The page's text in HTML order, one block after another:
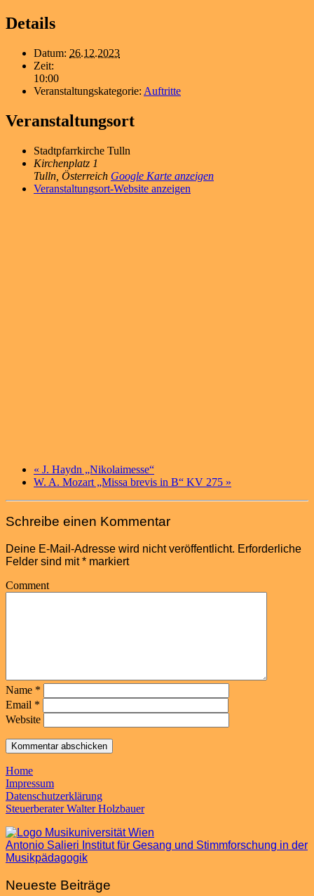
Details
Datum: 26.12.2023
Zeit:
10:00
Veranstaltungskategorie: Auftritte
Veranstaltungsort
Stadtpfarrkirche Tulln
Kirchenplatz 1
Tulln Österreich Google Karte anzeigen
Veranstaltungsort-Website anzeigen
« J. Haydn „Nikolaimesse“
W. A. Mozart „Missa brevis in B“ KV 275 »
Schreibe einen Kommentar
Deine E-Mail-Adresse wird nicht veröffentlicht. Erforderliche
Felder sind mit* markiert
Comment
Name *
Email *
Website
Home
Impressum
Datenschutzerklärung
Steuerberater Walter Holzbauer
Antonio Salieri Institut für Gesang und Stimmforschung in der
Musikpädagogik
Neueste Beiträge